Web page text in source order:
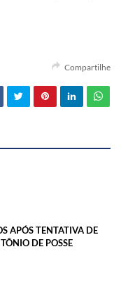
Compartilhe
APÓS TENTATIVA DE
DE POSSE